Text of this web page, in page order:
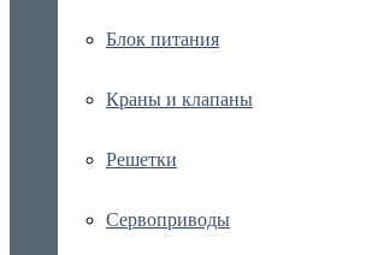
Блок питания
Краны и клапаны
Решетки
Сервоприводы